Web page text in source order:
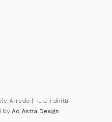
Arredo | Tutti i diritti
by Ad Astra Design